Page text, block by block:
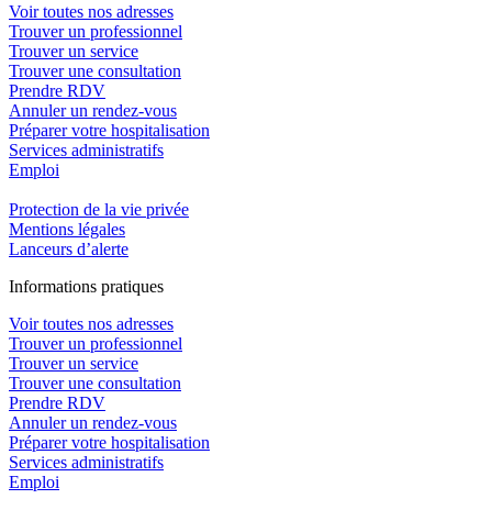
Voir toutes nos adresses
Trouver un professionnel
Trouver un service
Trouver une consultation
Prendre RDV
Annuler un rendez-vous
Préparer votre hospitalisation
Services administratifs
Emploi​
Protection de la vie privée
Mentions légales
Lanceurs d’alerte
Informations pratiques
Voir toutes nos adresses
Trouver un professionnel
Trouver un service
Trouver une consultation
Prendre RDV
Annuler un rendez-vous
Préparer votre hospitalisation
Services administratifs
Emploi​